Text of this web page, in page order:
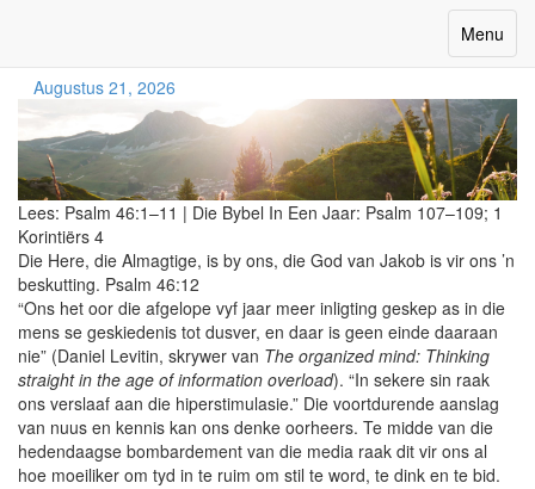
Toggle
Menu
Augustus 21, 2026
Lees: Psalm 46:1–11 | Die Bybel In Een Jaar: Psalm 107–109; 1
Korintiërs 4
Die Here, die Almagtige, is by ons, die God van Jakob is vir ons ’n
beskutting. Psalm 46:12
“Ons het oor die afgelope vyf jaar meer inligting geskep as in die
mens se geskiedenis tot dusver, en daar is geen einde daaraan
nie” (Daniel Levitin, skrywer van The organized mind: Thinking
straight in the age of information overload). “In sekere sin raak
ons verslaaf aan die hiperstimulasie.” Die voortdurende aanslag
van nuus en kennis kan ons denke oorheers. Te midde van die
hedendaagse bombardement van die media raak dit vir ons al
hoe moeiliker om tyd in te ruim om stil te word, te dink en te bid.